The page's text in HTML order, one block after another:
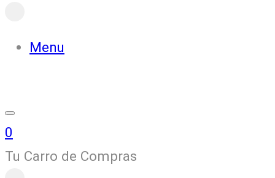
Menu
0
Tu Carro de Compras